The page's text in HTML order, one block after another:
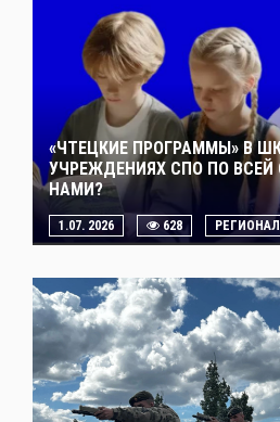
«ЧТЕЦКИЕ ПРОГРАММЫ» В
УЧРЕЖДЕНИЯХ СПО ПО ВСЕЙ
НАМИ?
1.07. 2026 628